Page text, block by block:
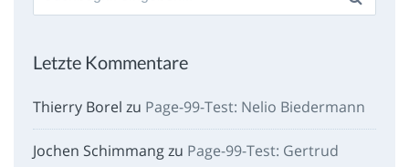
nach:
Letzte Kommentare
Thierry Borel zu Page-99-Test: Nelio Biedermann
Jochen Schimmangzu Page-99-Test: Gertrud